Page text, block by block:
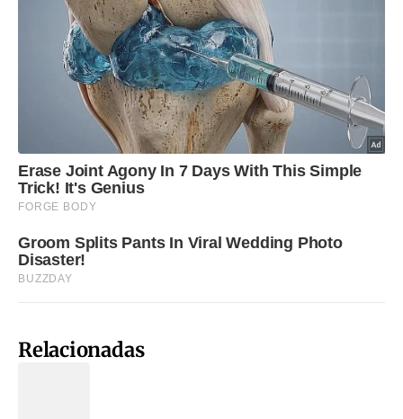
Relacionadas